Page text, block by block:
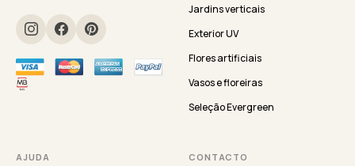
Jardins verticais
Exterior UV
Flores artificiais
Vasos e floreiras
Seleção Evergreen
AJUDA CONTACTO